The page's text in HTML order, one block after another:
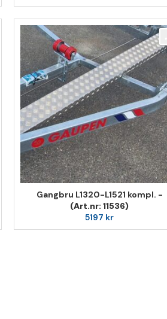
Gangbru L1320-L1521 kompl. -
(Art.nr: 11536)
5197 kr